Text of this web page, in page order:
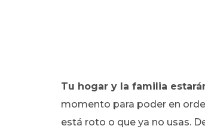
Tu hogar y la familia
momento para poder en
está roto o que ya no usas.